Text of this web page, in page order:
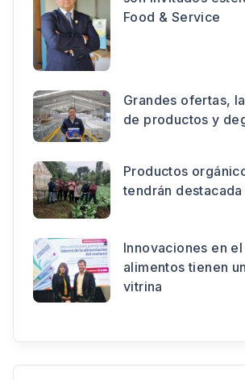
Food & Service
Grandes ofertas,
de productos y
Productos
tendrán
Innovaciones en
alimentos tienen
vitrina